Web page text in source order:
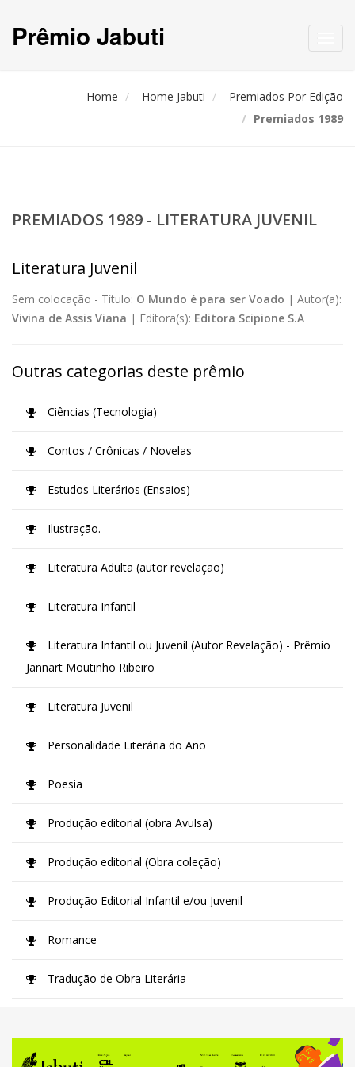
Prêmio Jabuti
Home Home Jabuti
Premiados Por Edição
Premiados 1989
PREMIADOS 1989 - LITERATURA JUVENIL
Literatura Juvenil
Sem colocação - Título: O Mundo é para ser Voado | Autor(a):
Vivina de Assis Viana | Editora(s): Editora Scipione S.A
Outras categorias deste prêmio
Ciências (Tecnologia)
Contos / Crônicas / Novelas
Estudos Literários (Ensaios)
Ilustração.
Literatura Adulta (autor revelação)
Literatura Infantil
Literatura Infantil ou Juvenil (Autor Revelação) - Prêmio
Jannart Moutinho Ribeiro
Literatura Juvenil
Personalidade Literária do Ano
Poesia
Produção editorial (obra Avulsa)
Produção editorial (Obra coleção)
Produção Editorial Infantil e/ou Juvenil
Romance
Tradução de Obra Literária